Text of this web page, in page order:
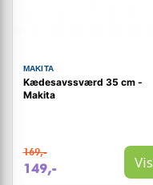
MAKITA
Kædesavssværd 35 cm -
Makita
169,-
149,- Vis